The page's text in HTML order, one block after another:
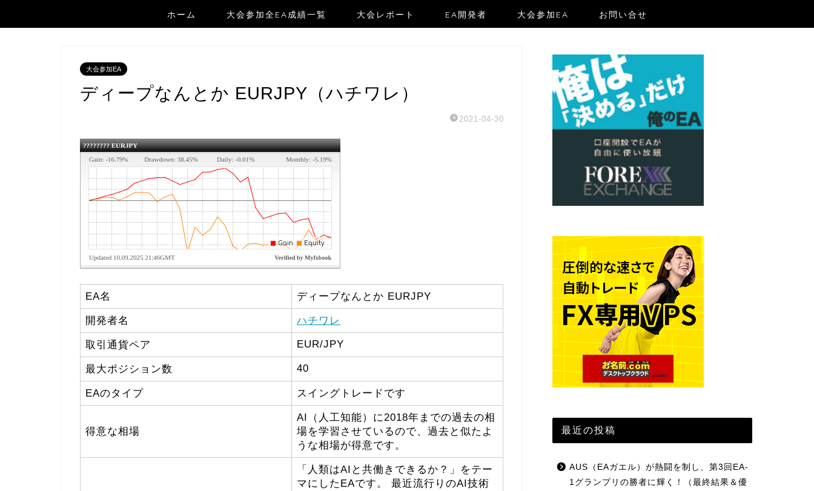
ホーム 大会参加全EA成績一覧 大会レポート EA開発者 大会参加EA お問い合せ
大会参加EA
ディープなんとか EURJPY（ハチワレ）
2021-04-30
EA名 ディープなんとか EURJPY
開発者名 ハチワレ
取引通貨ペア EUR/JPY
最大ポジション数 40
EAのタイプ スイングトレードです
得意な相場
AI（人工知能）に2018年までの過去の相
場を学習させているので、過去と似たよ
うな相場が得意です。
「人類はAIと共働きできるか？」をテー
マにしたEAです。 最近流行りのAI技術
最近の投稿
AUS（EAガエル）が熱闘を制し、第3回EA-
1グランプリの勝者に輝く！（最終結果＆優